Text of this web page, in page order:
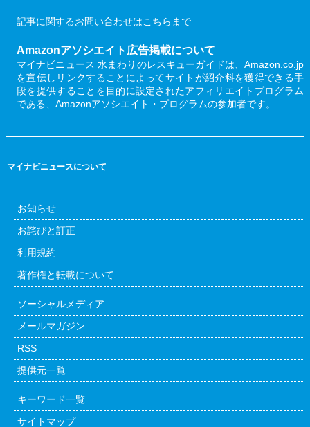
記事に関するお問い合わせはこちら まで
Amazonアソシエイト広告掲載について
マイナビニュース 水まわりのレスキューガイドは、Amazon.co.jp
を宣伝しリンクすることによってサイトが紹介料を獲得できる手
段を提供することを目的に設定されたアフィリエイトプログラム
である、Amazonアソシエイト・プログラムの参加者です。
マイナビニュースについて
お知らせ
お詫びと訂正
利用規約
著作権と転載について
ソーシャルメディア
メールマガジン
RSS
提供元一覧
キーワード一覧
サイトマップ